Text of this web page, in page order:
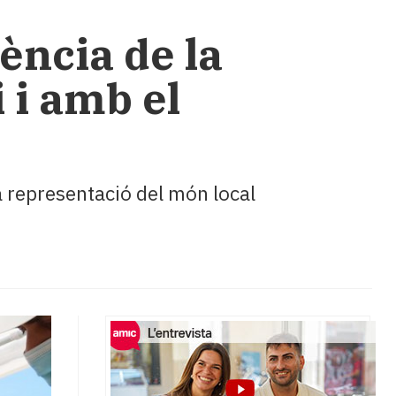
de la
amb el
del món local